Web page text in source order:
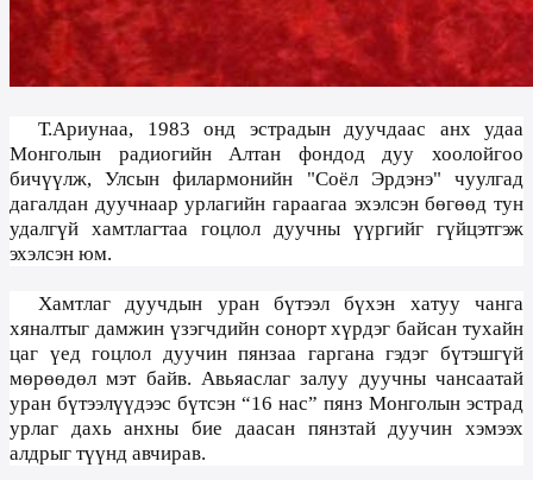
Т.Ариунаа, 1983 онд эстрадын дуучдаас анх удаа
Монголын радиогийн Алтан фондод дуу хоолойгоо
бичүүлж, Улсын филармонийн "Соёл Эрдэнэ" чуулгад
дагалдан дуучнаар урлагийн гараагаа эхэлсэн бөгөөд тун
удалгүй хамтлагтаа гоцлол дуучны үүргийг гүйцэтгэж
эхэлсэн юм.
Хамтлаг дуучдын уран бүтээл бүхэн хатуу чанга
хяналтыг дамжин үзэгчдийн сонорт хүрдэг байсан тухайн
цаг үед гоцлол дуучин пянзаа гаргана гэдэг бүтэшгүй
мөрөөдөл мэт байв. Авьяаслаг залуу дуучны чансаатай
уран бүтээлүүдээс бүтсэн “16 нас” пянз Монголын эстрад
урлаг дахь анхны бие даасан пянзтай дуучин хэмээх
алдрыг түүнд авчирав.